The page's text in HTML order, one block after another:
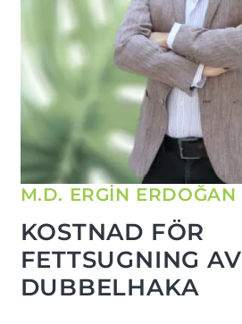
M.D. ERGİN ERDOĞAN
KOSTNAD FÖR
FETTSUGNING AV
DUBBELHAKA